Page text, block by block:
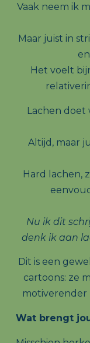
Vaak neem ik
Maar juist in
Het voelt
Lachen doet
Altijd, maar
Hard lachen,
Nu ik dit
denk ik aan
Dit is een
cartoons: ze
motiverender
Wat brengt